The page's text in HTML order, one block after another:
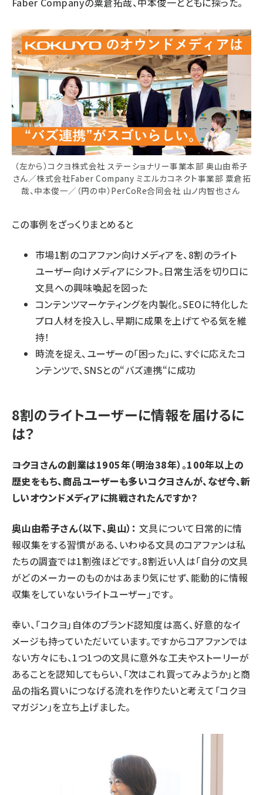
（左から）コクヨ株式会社 ステーショナリー事業本部 奥山由希子
さん／株式会社Faber Company ミエルカコネクト事業部 粟倉拓
哉、中本俊一／（円の中）PerCoRe合同会社 山ノ内智也さん
この事例をざっくりまとめると
市場1割のコアファン向けメディアを、8割のライト
ユーザー向けメディアにシフト。日常生活を切り口に
文具への興味喚起を図った
コンテンツマーケティングを内製化。SEOに特化した
プロ人材を投入し、早期に成果を上げてやる気を維
持！
時流を捉え、ユーザーの「困った」に、すぐに応えたコ
ンテンツで、SNSとの“バズ連携“に成功
8割のライトユーザーに情報を届けるに
は？
――コクヨさんの創業は1905年（明治38年）。100年以上の
歴史をもち、商品ユーザーも多いコクヨさんが、なぜ今、新
しいオウンドメディアに挑戦されたんですか？
奥山由希子さん（以下、奥山）： 文具について日常的に情
報収集をする習慣がある、いわゆる文具のコアファンは私
たちの調査では1割強ほどです。8割近い人は「自分の文具
がどのメーカーのものかはあまり気にせず、能動的に情報
収集をしていないライトユーザー」です。
幸い、「コクヨ」自体のブランド認知度は高く、好意的なイ
メージも持っていただいています。ですからコアファンでは
ない方々にも、1つ1つの文具に意外な工夫やストーリーが
あることを認知してもらい、「次はこれ買ってみようか」と商
品の指名買いにつなげる流れを作りたいと考えて「コクヨ
マガジン」を立ち上げました。